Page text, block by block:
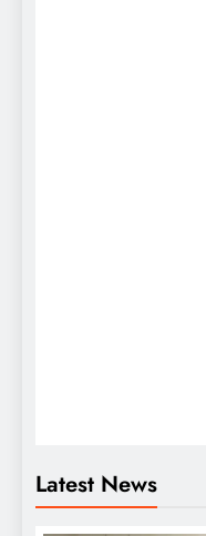
Latest News